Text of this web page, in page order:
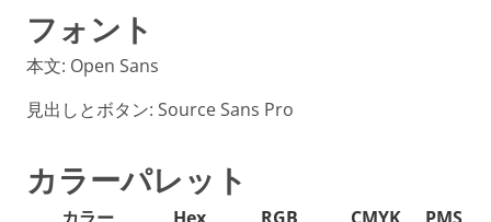
フォント
本文: Open Sans
見出しとボタン: Source Sans Pro
カラーパレット